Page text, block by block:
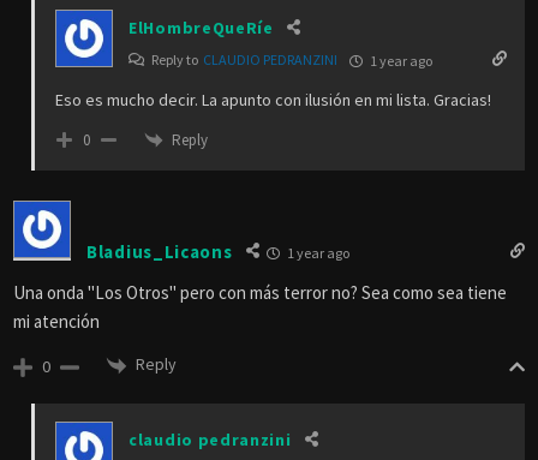
ElHombreQueRíe
Reply to CLAUDIO PEDRANZINI 1 year ago
Eso es mucho decir. La apunto con ilusión en mi lista. Gracias!
0 Reply
Bladius_Licaons 1 year ago
Una onda "Los Otros" pero con más terror no? Sea como sea tiene
mi atención
0 Reply
claudio pedranzini